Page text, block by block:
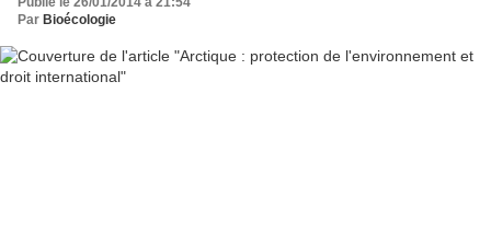
Par Bioécologie